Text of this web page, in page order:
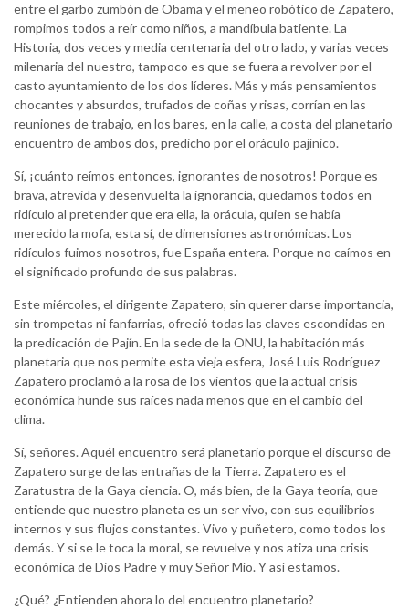
entre el garbo zumbón de Obama y el meneo robótico de Zapatero,
rompimos todos a reír como niños, a mandíbula batiente. La
Historia, dos veces y media centenaria del otro lado, y varias veces
milenaria del nuestro, tampoco es que se fuera a revolver por el
casto ayuntamiento de los dos líderes. Más y más pensamientos
chocantes y absurdos, trufados de coñas y risas, corrían en las
reuniones de trabajo, en los bares, en la calle, a costa del planetario
encuentro de ambos dos, predicho por el oráculo pajínico.
Sí, ¡cuánto reímos entonces, ignorantes de nosotros! Porque es
brava, atrevida y desenvuelta la ignorancia, quedamos todos en
ridículo al pretender que era ella, la orácula, quien se había
merecido la mofa, esta sí, de dimensiones astronómicas. Los
ridículos fuimos nosotros, fue España entera. Porque no caímos en
el significado profundo de sus palabras.
Este miércoles, el dirigente Zapatero, sin querer darse importancia,
sin trompetas ni fanfarrias, ofreció todas las claves escondidas en
la predicación de Pajín. En la sede de la ONU, la habitación más
planetaria que nos permite esta vieja esfera, José Luis Rodríguez
Zapatero proclamó a la rosa de los vientos que la actual crisis
económica hunde sus raíces nada menos que en el cambio del
clima.
Sí, señores. Aquél encuentro será planetario porque el discurso de
Zapatero surge de las entrañas de la Tierra. Zapatero es el
Zaratustra de la Gaya ciencia. O, más bien, de la Gaya teoría, que
entiende que nuestro planeta es un ser vivo, con sus equilibrios
internos y sus flujos constantes. Vivo y puñetero, como todos los
demás. Y si se le toca la moral, se revuelve y nos atiza una crisis
económica de Dios Padre y muy Señor Mío. Y así estamos.
¿Qué? ¿Entienden ahora lo del encuentro planetario?